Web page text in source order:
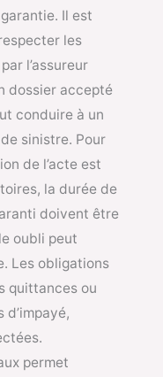
Il est
les
l’assureur
dossier accepté
conduire à un
sinistre. Pour
de l’acte est
la durée de
doivent être
oubli peut
Les obligations
quittances ou
d’impayé,
permet